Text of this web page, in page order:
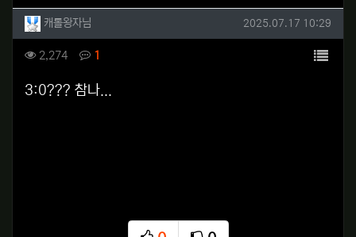
작성자 정보
캐롤왕자님 작성일
2025.07.17 10:29
컨텐츠 정보
2,274조회 1 목록
본문
3:0??? 참나...